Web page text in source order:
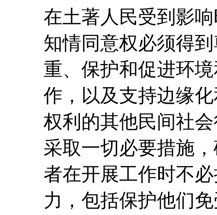
在土著人民受到影
知情同意权必须得
重、保护和促进环
作，以及支持边缘
权利的其他民间社
采取一切必要措施
者在开展工作时不
力，包括保护他们